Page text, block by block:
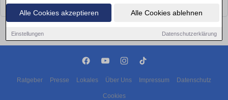
Alle Cookies akzeptieren Alle Cookies ablehnen
Einstellungen Datenschutzerklärung
bald wieder vorbei!
Ratgeber Presse Lokales Über Uns Impressum Datenschutz
Cookies